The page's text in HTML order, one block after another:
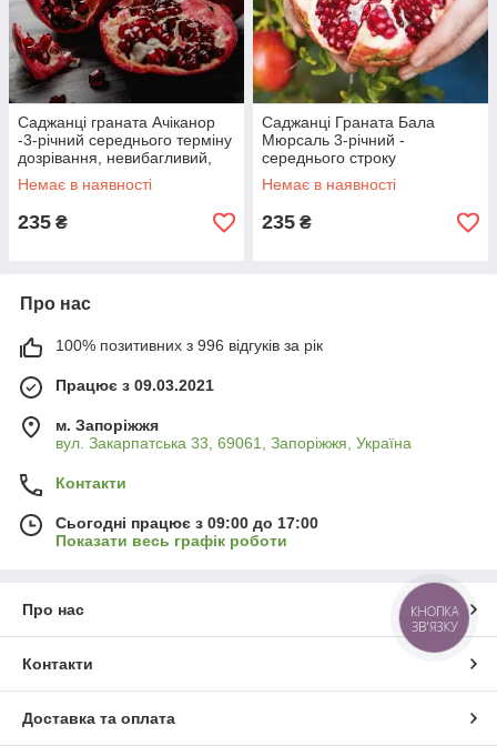
Саджанці граната Ачіканор
-3-річний середнього терміну
дозрівання, невибагливий,
зимостійкий
Немає в наявності
235 ₴
Саджанці Граната Бала
Мюрсаль 3-річний -
середнього строку
дозрівання, крупноплідна,
тонкошкірий
Немає в наявності
235 ₴
Про нас
100% позитивних з 996 відгуків за рік
Працює з 09.03.2021
м. Запоріжжя
вул. Закарпатська 33, 69061, Запоріжжя, Україна
Контакти
Сьогодні працює з 09:00 до 17:00
Показати весь графік роботи
Про нас
Контакти
Доставка та оплата
КНОПКА
ЗВ'ЯЗКУ